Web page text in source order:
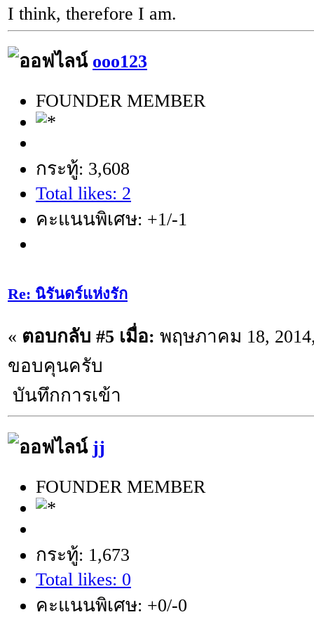
I think, therefore I am.
ooo123
FOUNDER MEMBER
กระทู้: 3,608
Total likes: 2
คะแนนพิเศษ: +1/-1
Re: นิรันดร์แห่งรัก
« ตอบกลับ #5 เมื่อ: พฤษภาคม 18,
ขอบคุนครับ
บันทึกการเข้า
jj
FOUNDER MEMBER
กระทู้: 1,673
Total likes: 0
คะแนนพิเศษ: +0/-0